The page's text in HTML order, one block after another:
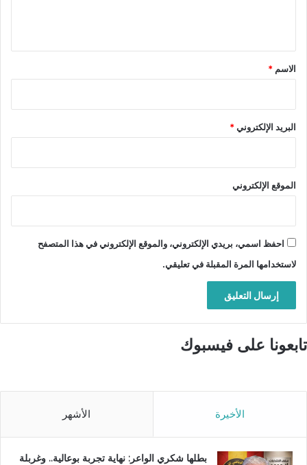
*
الاسم *
البريد الإلكتروني*
الموقع الإلكتروني
احفظ اسمي، بريدي الإلكتروني، والموقع الإلكتروني في هذا المتصفح
لاستخدامها المرة المقبلة في تعليقي.
تابعونا على فيسبوك
الأخيرة الأشهر
بطلها شكري الواعر: نهاية تجربة بوعالية.. وغربلة